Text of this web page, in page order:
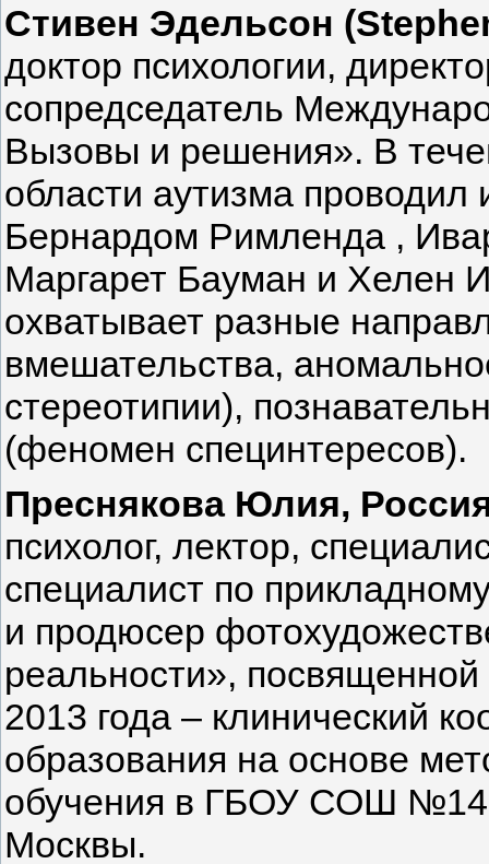
Стивен Эдельсон
доктор психологии,
сопредседатель
Вызовы и решения». В
области аутизма проводил
Бернардом Римленда ,
Маргарет Бауман и Хелен
охватывает разные
вмешательства,
стереотипии),
(феномен специнтересов).
Преснякова Юлия,
психолог, лектор,
специалист по
и продюсер
реальности»,
2013 года – клинический
образования на основе
обучения в ГБОУ СОШ
Москвы.